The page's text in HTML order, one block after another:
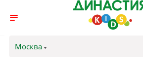
Москва